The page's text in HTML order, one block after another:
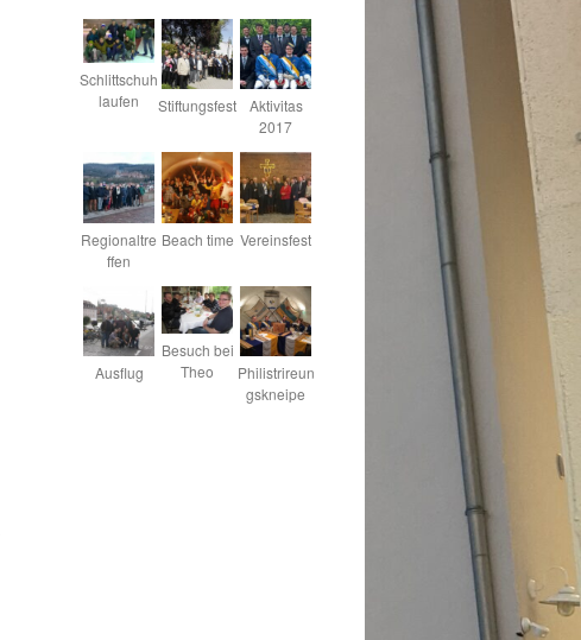
Schlittschuh
laufen
Stiftungsfest
Aktivitas
2017
Regionaltre
ffen
Beach time Vereinsfest
Ausflug
Besuch bei
Theo
Philistrireun
gskneipe